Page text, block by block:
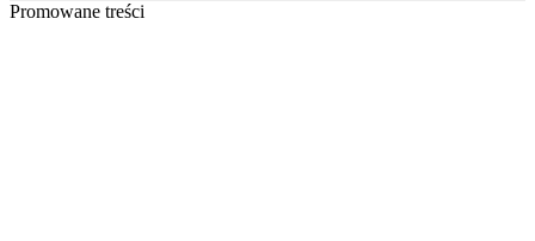
Promowane treści